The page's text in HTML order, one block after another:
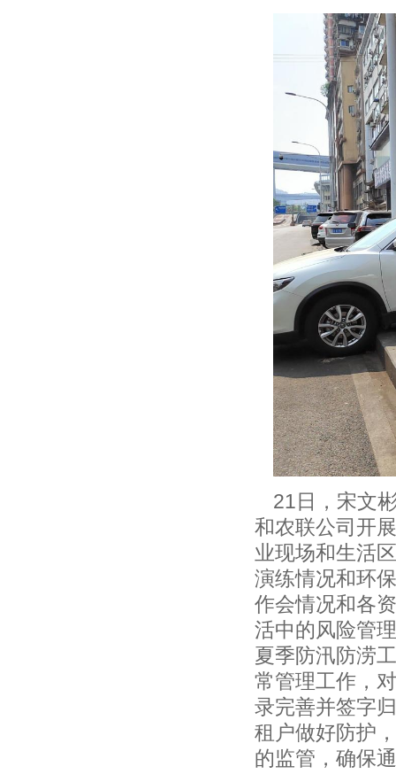
21日，宋文
和农联公司开
业现场和生活
演练情况和环
作会情况和各
活中的风险管
夏季防汛防涝
常管理工作，
录完善并签字
租户做好防护
的监管，确保